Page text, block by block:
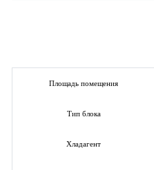
Площадь помещения
Тип блока
Хладагент